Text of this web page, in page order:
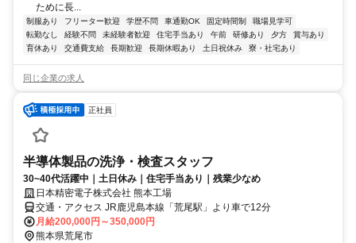
ために長...
制服あり フリーター歓迎 学歴不問 車通勤OK 固定時間制
職場見学可
転勤なし
経験不問 未経験者歓迎 住宅手当あり 午前 研修あり 夕方
賞与あり
育休あり
交通費支給 長期歓迎 長期休暇あり 土日祝休み 寮・社宅あり
同じ企業の求人
正社員
半導体製品の洗浄・検査スタッフ
30~40代活躍中｜土日休み｜住宅手当あり｜残業少なめ
日本精密電子株式会社 熊本工場
交通・アクセス JR鹿児島本線「荒尾駅」より車で12分
月給200,000円～350,000円
熊本県荒尾市